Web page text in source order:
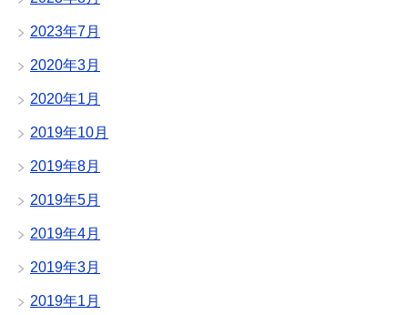
2023年7月
2020年3月
2020年1月
2019年10月
2019年8月
2019年5月
2019年4月
2019年3月
2019年1月